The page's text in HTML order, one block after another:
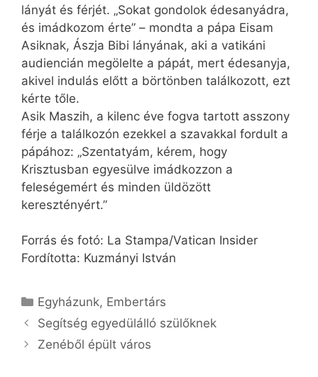
lányát és férjét. „Sokat gondolok édesanyádra,
és imádkozom érte” – mondta a pápa Eisam
Asiknak, Ászja Bibi lányának, aki a vatikáni
audiencián megölelte a pápát, mert édesanyja,
akivel indulás előtt a börtönben találkozott, ezt
kérte tőle.
Asik Maszih, a kilenc éve fogva tartott asszony
férje a találkozón ezekkel a szavakkal fordult a
pápához: „Szentatyám, kérem, hogy
Krisztusban egyesülve imádkozzon a
feleségemért és minden üldözött
keresztényért.”
Forrás és fotó: La Stampa/Vatican Insider
Fordította: Kuzmányi István
Kategória
Egyházunk, Embertárs
Segítség egyedülálló szülőknek
Zenéből épült város